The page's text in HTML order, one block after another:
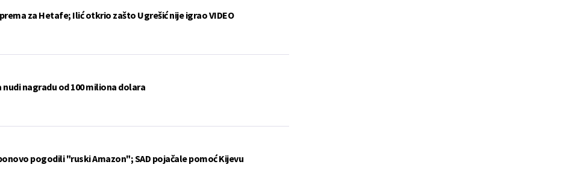
za Hetafe; Ilić otkrio zašto Ugrešić nije igrao VIDEO
nagradu od 100 miliona dolara
pogodili "ruski Amazon"; SAD pojačale pomoć Kijevu